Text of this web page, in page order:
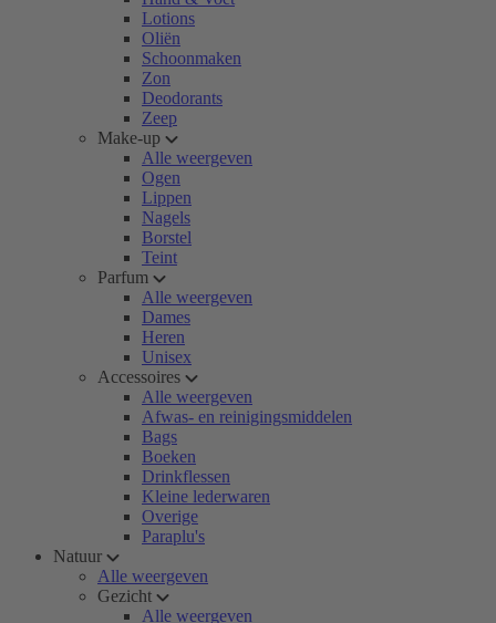
Lotions
Oliën
Schoonmaken
Zon
Deodorants
Zeep
Make-up
Alle weergeven
Ogen
Lippen
Nagels
Borstel
Teint
Parfum
Alle weergeven
Dames
Heren
Unisex
Accessoires
Alle weergeven
Afwas- en reinigingsmiddelen
Bags
Boeken
Drinkflessen
Kleine lederwaren
Overige
Paraplu's
Natuur
Alle weergeven
Gezicht
Alle weergeven